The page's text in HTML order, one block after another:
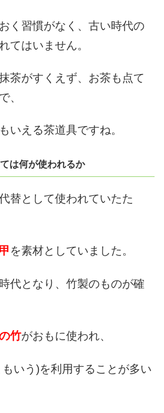
く習慣がなく、 古い時代の
てはいません。
茶がすくえず、 お茶も点て
、
いえる茶道具ですね。
は何が使われるか
替として使われていたた
を素材としていました。
代となり、 竹製のものが確
竹がおもに使われ、
いう)を利用することが多い